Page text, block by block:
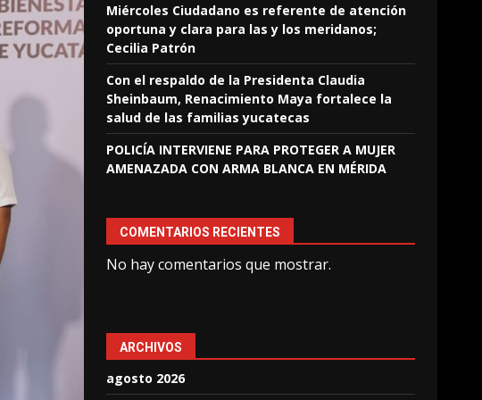
Miércoles Ciudadano es referente de atención
oportuna y clara para las y los meridanos;
Cecilia Patrón
Con el respaldo de la Presidenta Claudia
Sheinbaum, Renacimiento Maya fortalece la
salud de las familias yucatecas
POLICÍA INTERVIENE PARA PROTEGER A MUJER
AMENAZADA CON ARMA BLANCA EN MÉRIDA
COMENTARIOS RECIENTES
No hay comentarios que mostrar.
ARCHIVOS
agosto 2026